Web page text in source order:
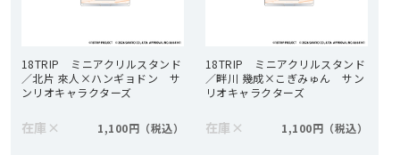
18TRIP ミニアクリルスタンド
／北片 來人×ハンギョドン サ
ンリオキャラクターズ
在庫 × 1,100円
18TRIP ミニアクリルスタンド
／畔川 幾成×こぎみゅん サン
リオキャラクターズ
在庫 × 1,100円